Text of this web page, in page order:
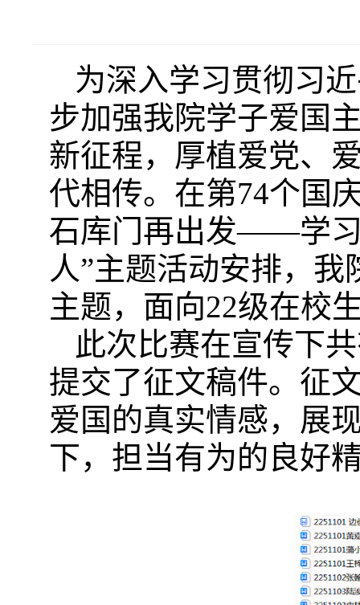
为深入学习贯彻习
步加强我院学子爱国
新征程，厚植爱党、
代相传。在第74个国
石库门再出发——学习
人”主题活动安排，我
主题，面向22级在校
此次比赛在宣传下
提交了征文稿件。征
爱国的真实情感，展
下，担当有为的良好